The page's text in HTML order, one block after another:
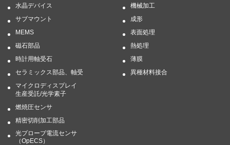
水晶デバイス
サブマウント
MEMS
磁石部品
時計用軸受石
セラミックス部品、軸受
マイクロディスプレイ
生産受託/光学素子
燃焼圧センサ
精密切削加工部品
光プローブ電流センサ
（OpECS）
機械加工
成形
表面処理
熱処理
薄膜
異種材料接合